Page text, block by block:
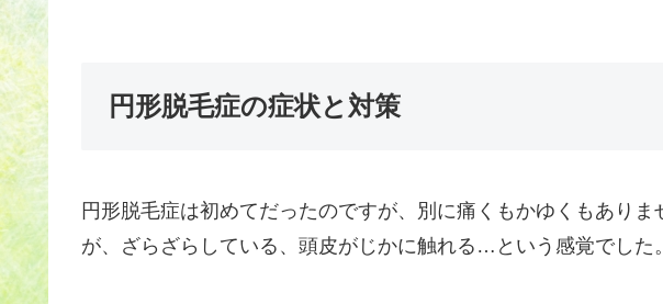
円形脱毛症の症状と対策
円形脱毛症は初めてだったのですが、別に痛くもかゆくもあり
が、ざらざらしている、頭皮がじかに触れる…という感覚でした。